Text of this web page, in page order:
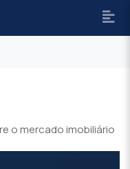
o mercado imobiliário